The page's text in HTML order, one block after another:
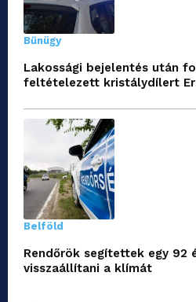
Bűnügy
Lakossági bejelentés után
feltételezett kristálydílert
Belföld
Rendőrök segítettek egy 92
visszaállítani a klímát